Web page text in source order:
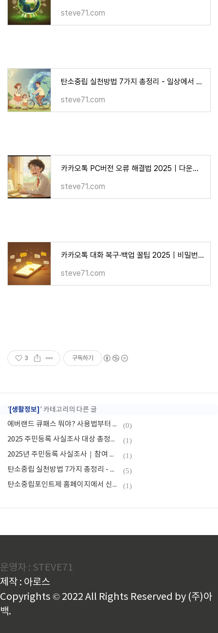
steve71.com
탄소중립 실천방법 7가지 총정리 - 일상에서 바로 시작하는 친환경 루틴
steve71.com
카카오톡 PC버전 오류 해결법 2025｜다운로드·설치 문제 총정리
steve71.com
카카오톡 대화 복구·백업 꿀팁 2025｜비밀번호 분실 완벽 가이드
steve71.com
3 구독하기
' [생활정보] ' 카테고리의 다른 글
에버랜드 큐패스 뭐야? 사용법부터 꼭 타야 할 놀이기구 총정리 (0)
2025 주민등록 사실조사 대상 총정리｜이사·기숙사·외국인도 포함될까? (1)
2025년 주민등록 사실조사｜참여 대상·방문 조사 한눈에 확인 (1)
탄소중립 실천방법 7가지 총정리 - 일상에서 바로 시작하는 친환경 루틴 (5)
탄소중립포인트제 홈페이지에서 신청하는 법 - 가입 가이드 (2025) (1)
운영자 : STEVE71
제작 : 아로스
Copyrights © 2022 All Rights Reserved by (주)아
백.